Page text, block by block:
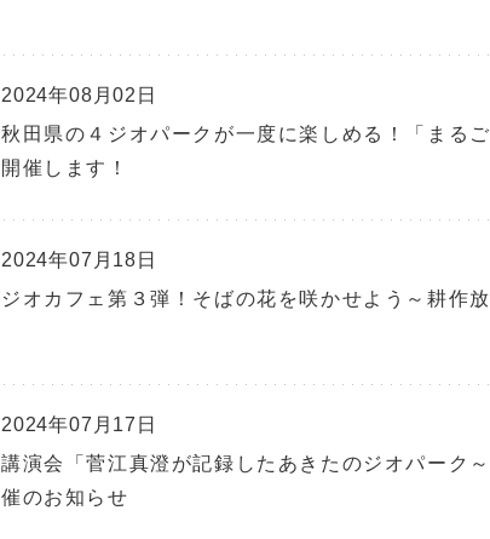
2024年08月02日
秋田県の４ジオパークが一度に楽しめる！「まる
開催します！
2024年07月18日
ジオカフェ第３弾！そばの花を咲かせよう～耕作
2024年07月17日
講演会「菅江真澄が記録したあきたのジオパーク
催のお知らせ